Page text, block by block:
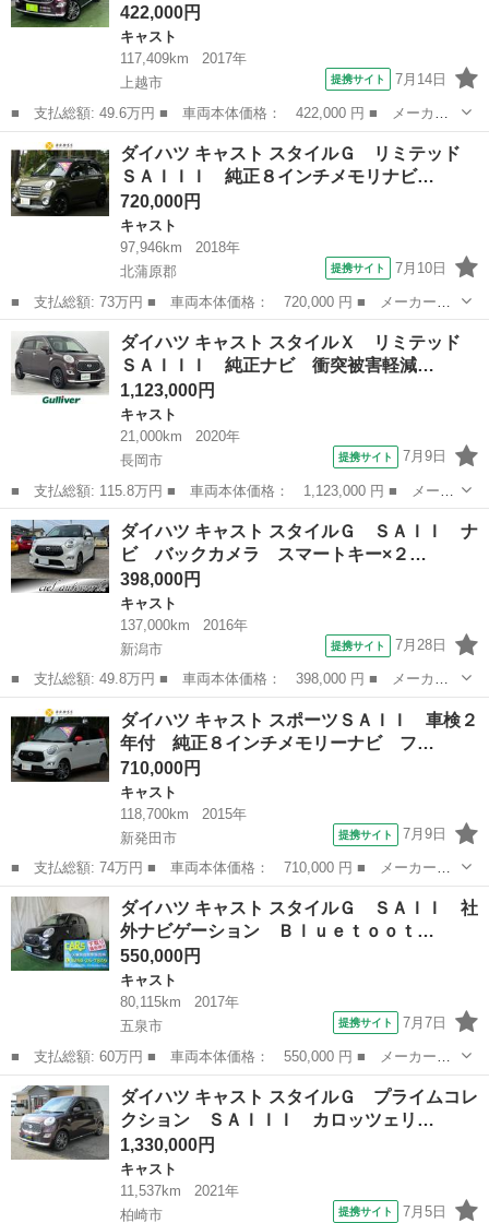
422,000円
キャスト
117,409km
2017年
上越市
提携サイト 7月14日
■ 支払総額: 49.6万円 ■ 車両本体価格： 422,000 円 ■ メーカー
名： ダイハツ ■ 車種名： キャスト ■ グレード名： スタイル
Ｇ ＳＡＩＩ ４ＷＤ バックモニター パワーモード 純正ＳＤナ
ビ Ｂｌｕｅ...
新潟 キャスト
ダイハツ キャスト スタイルＧ リミテッド
ＳＡＩＩＩ 純正８インチメモリナビ…
720,000円
キャスト
97,946km
2018年
北蒲原郡
提携サイト 7月10日
■ 支払総額: 73万円 ■ 車両本体価格： 720,000 円 ■ メーカー
名： ダイハツ ■ 車種名： キャスト ■ グレード名： スタイル
Ｇ リミテッド ＳＡＩＩＩ 純正８インチメモリナビ 全周囲カメ
ラ 記録簿 軽減...
新潟 北蒲原郡 キャスト
ダイハツ キャスト スタイルＸ リミテッド
ＳＡＩＩＩ 純正ナビ 衝突被害軽減…
1,123,000円
キャスト
21,000km
2020年
長岡市
提携サイト 7月9日
■ 支払総額: 115.8万円 ■ 車両本体価格： 1,123,000 円 ■ メーカ
ー名： ダイハツ ■ 車種名： キャスト ■ グレード名： スタイ
ルＸ リミテッド ＳＡＩＩＩ 純正ナビ 衝突被害軽減ブレーキ
バックモ...
新潟 長岡市 キャスト
ダイハツ キャスト スタイルＧ ＳＡＩＩ ナ
ビ バックカメラ スマートキー×２…
398,000円
キャスト
137,000km
2016年
新潟市
提携サイト 7月28日
■ 支払総額: 49.8万円 ■ 車両本体価格： 398,000 円 ■ メーカー
名： ダイハツ ■ 車種名： キャスト ■ グレード名： スタイル
Ｇ ＳＡＩＩ ナビ バックカメラ スマートキー×２ ／ フルセ
グ スマート...
新潟 キャスト
ダイハツ キャスト スポーツＳＡＩＩ 車検２
年付 純正８インチメモリーナビ フ…
710,000円
キャスト
118,700km
2015年
新発田市
提携サイト 7月9日
■ 支払総額: 74万円 ■ 車両本体価格： 710,000 円 ■ メーカー
名： ダイハツ ■ 車種名： キャスト ■ グレード名： スポーツ
ＳＡＩＩ 車検２年付 純正８インチメモリーナビ フルセグＴＶ
ＢＴオーディオ ...
新潟 新発田市 キャスト
ダイハツ キャスト スタイルＧ ＳＡＩＩ 社
外ナビゲーション Ｂｌｕｅｔｏｏｔ…
550,000円
キャスト
80,115km
2017年
五泉市
提携サイト 7月7日
■ 支払総額: 60万円 ■ 車両本体価格： 550,000 円 ■ メーカー
名： ダイハツ ■ 車種名： キャスト ■ グレード名： スタイル
Ｇ ＳＡＩＩ 社外ナビゲーション Ｂｌｕｅｔｏｏｔｈ接続 ＤＶ
Ｄ再生 フルセグ...
新潟 五泉市 キャスト
ダイハツ キャスト スタイルＧ プライムコレ
クション ＳＡＩＩＩ カロッツェリ…
1,330,000円
キャスト
11,537km
2021年
柏崎市
提携サイト 7月5日